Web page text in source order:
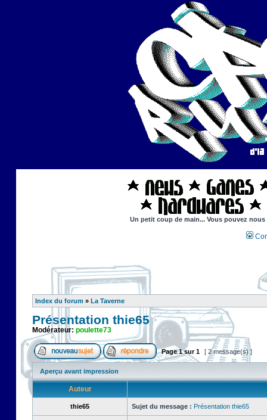
Un petit coup de main... Vous pouvez
Index du forum » La Taverne
Présentation thie65
Modérateur: poulette73
Page1sur1 [ 2 message(s) ]
Aperçu avant impression
Auteur
thie65 Sujet du message : Présentation thie65